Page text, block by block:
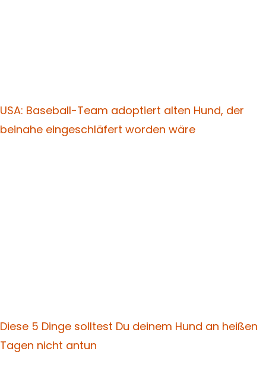
USA: Baseball-Team adoptiert alten Hund, der
beinahe eingeschläfert worden wäre
Diese 5 Dinge solltest Du deinem Hund an heißen
Tagen nicht antun